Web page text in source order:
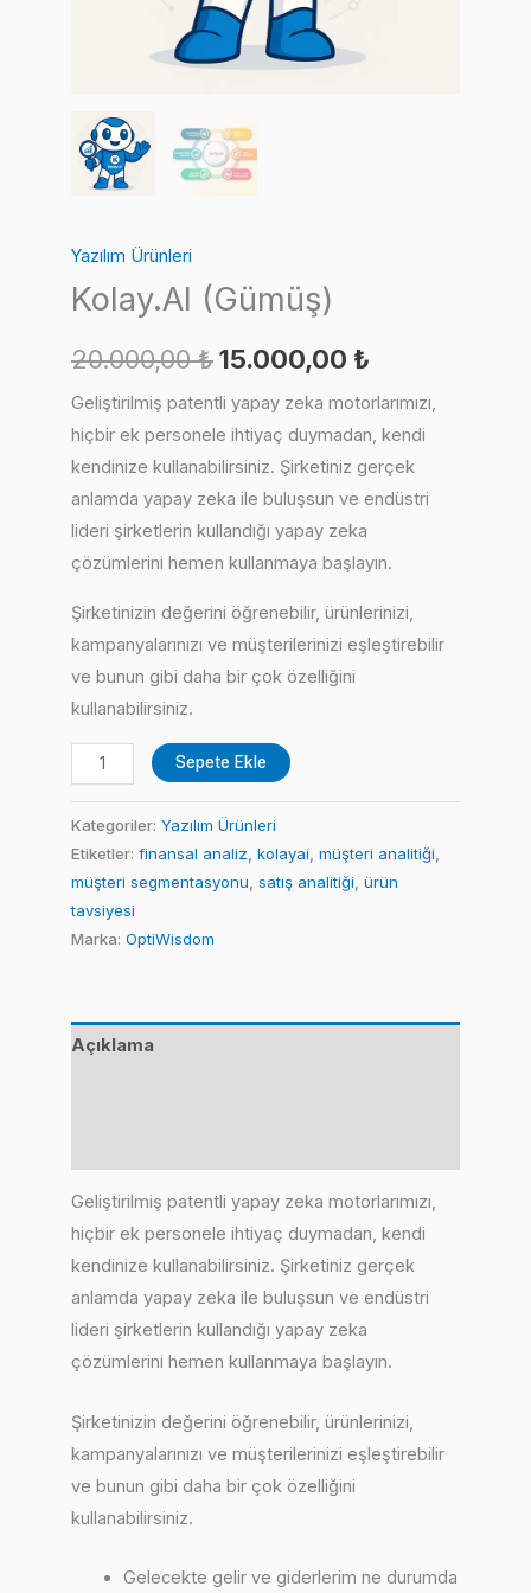
Yazılım Ürünleri
Kolay.AI (Gümüş)
20.000,00₺Orijinal
fiyat:
20.000,00 ₺.
15.000,00 ₺
andaki
fiyat:
15.000,00 ₺.
Geliştirilmiş patentli yapay zeka motorlarımızı,
hiçbir ek personele ihtiyaç duymadan, kendi
kendinize kullanabilirsiniz. Şirketiniz gerçek
anlamda yapay zeka ile buluşsun ve endüstri
lideri şirketlerin kullandığı yapay zeka
çözümlerini hemen kullanmaya başlayın.
Şirketinizin değerini öğrenebilir, ürünlerinizi,
kampanyalarınızı ve müşterilerinizi eşleştirebilir
ve bunun gibi daha bir çok özelliğini
kullanabilirsiniz.
Kolay.AI
(Gümüş)
adet
Sepete Ekle
Kategoriler: Yazılım Ürünleri
Etiketler: finansal analiz kolayai müşteri analitiği
müşteri segmentasyonu satış analitiği ürün
tavsiyesi
Marka: OptiWisdom
Açıklama
Geliştirilmiş patentli yapay zeka motorlarımızı,
hiçbir ek personele ihtiyaç duymadan, kendi
kendinize kullanabilirsiniz. Şirketiniz gerçek
anlamda yapay zeka ile buluşsun ve endüstri
lideri şirketlerin kullandığı yapay zeka
çözümlerini hemen kullanmaya başlayın.
Şirketinizin değerini öğrenebilir, ürünlerinizi,
kampanyalarınızı ve müşterilerinizi eşleştirebilir
ve bunun gibi daha bir çok özelliğini
kullanabilirsiniz.
Gelecekte gelir ve giderlerim ne durumda